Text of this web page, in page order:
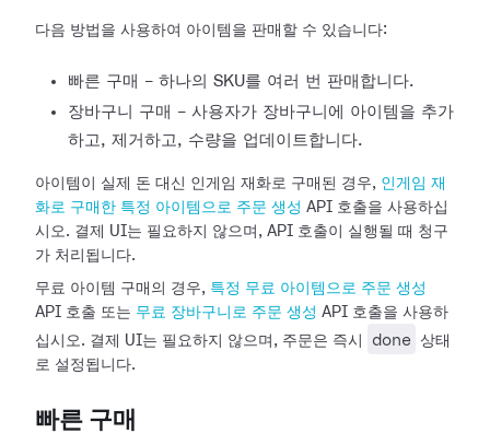
다음 방법을 사용하여 아이템을 판매할 수 있습니다:
빠른 구매 - 하나의 SKU를 여러 번 판매합니다.
장바구니 구매 - 사용자가 장바구니에 아이템을 추가
하고, 제거하고, 수량을 업데이트합니다.
아이템이 실제 돈 대신 인게임 재화로 구매된 경우, 인게임 재
화로 구매한 특정 아이템으로 주문 생성 API 호출을 사용하십
시오. 결제 UI는 필요하지 않으며, API 호출이 실행될 때 청구
가 처리됩니다.
무료 아이템 구매의 경우, 특정 무료 아이템으로 주문 생성
API 호출 또는 무료 장바구니로 주문 생성 API 호출을 사용하
십시오. 결제 UI는 필요하지 않으며, 주문은 즉시
done 상태
로 설정됩니다.
빠른 구매